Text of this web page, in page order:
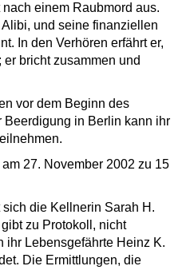
einem Raubmord aus.
und seine finanziellen
In den Verhören erfährt er,
bricht zusammen und
vor dem Beginn des
Beerdigung in Berlin kann ihr
27. November 2002 zu 15
die Kellnerin Sarah H.
zu Protokoll, nicht
ihr Lebensgefährte Heinz K.
Die Ermittlungen, die